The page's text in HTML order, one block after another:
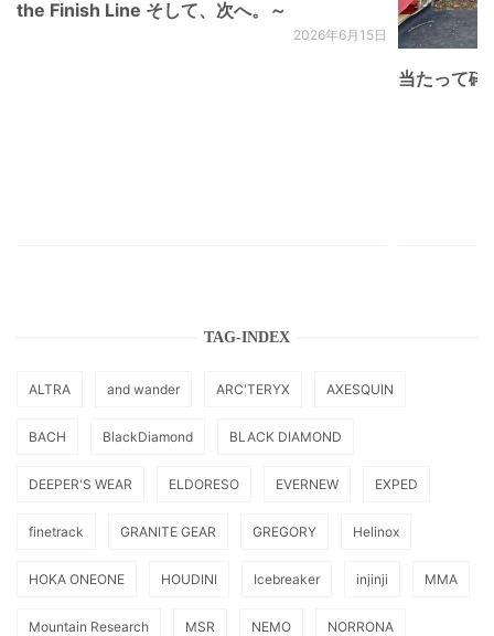
the Finish Line そして、次へ。～
2026年6月15日
当たって砕
TAG-INDEX
ALTRA and wander ARC'TERYX AXESQUIN
BACH BlackDiamond BLACK DIAMOND
DEEPER'S WEAR ELDORESO EVERNEW EXPED
finetrack GRANITE GEAR GREGORY Helinox
HOKA ONEONE HOUDINI Icebreaker injinji MMA
Mountain Research MSR NEMO NORRONA